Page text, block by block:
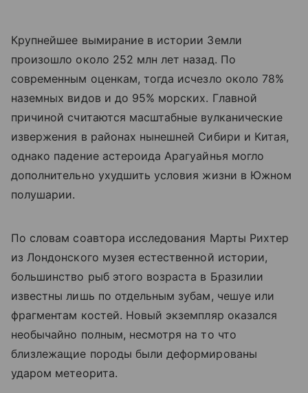
Крупнейшее вымирание в истории Земли
произошло около 252 млн лет назад. По
современным оценкам, тогда исчезло около 78%
наземных видов и до 95% морских. Главной
причиной считаются масштабные вулканические
извержения в районах нынешней Сибири и Китая,
однако падение астероида Арагуайнья могло
дополнительно ухудшить условия жизни в Южном
полушарии.
По словам соавтора исследования Марты Рихтер
из Лондонского музея естественной истории,
большинство рыб этого возраста в Бразилии
известны лишь по отдельным зубам, чешуе или
фрагментам костей. Новый экземпляр оказался
необычайно полным, несмотря на то что
близлежащие породы были деформированы
ударом метеорита.